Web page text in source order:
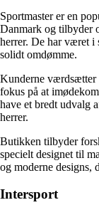
Sportmaster er en
Danmark og tilbyder
herrer. De har været i
solidt omdømme.
Kunderne værdsætter
fokus på at
have et bredt udvalg
herrer.
Butikken tilbyder
specielt designet til
og moderne designs,
Intersport